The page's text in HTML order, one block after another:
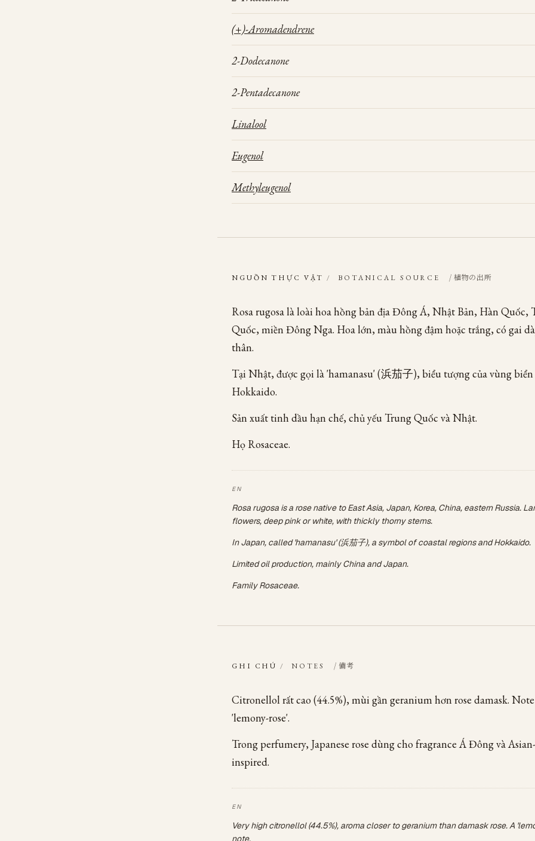
(+)-Aromadendrene
2-Dodecanone
2-Pentadecanone
Linalool
Eugenol
Methyleugenol
NGUỒN THỰC VẬT/ BOTANICAL SOURCE / 植物の出所
Rosa rugosa là loài hoa hồng bản địa Đông Á, Nhật Bản, Hàn Quốc,
Quốc, miền Đông Nga. Hoa lớn, màu hồng đậm hoặc trắng, có gai
thân.
Tại Nhật, được gọi là 'hamanasu' (浜茄子), biểu tượng của vùng biển
Hokkaido.
Sản xuất tinh dầu hạn chế, chủ yếu Trung Quốc và Nhật.
Họ Rosaceae.
Rosa rugosa is a rose native to East Asia, Japan, Korea, China, eastern Russia.
flowers, deep pink or white, with thickly thorny stems.
In Japan, called 'hamanasu' (浜茄子), a symbol of coastal regions and Hokkaido.
Limited oil production, mainly China and Japan.
Family Rosaceae.
GHI CHÚ/ NOTES / 備考
Citronellol rất cao (44.5%), mùi gần geranium hơn rose damask. Note
'lemony-rose'.
Trong perfumery, Japanese rose dùng cho fragrance Á Đông và Asian-
inspired.
Very high citronellol (44.5%), aroma closer to geranium than damask rose. A
note.